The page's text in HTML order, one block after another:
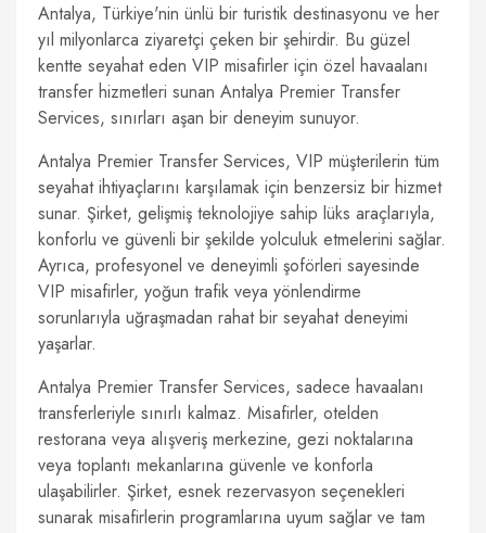
Antalya, Türkiye'nin ünlü bir turistik destinasyonu ve her
yıl milyonlarca ziyaretçi çeken bir şehirdir. Bu güzel
kentte seyahat eden VIP misafirler için özel havaalanı
transfer hizmetleri sunan Antalya Premier Transfer
Services, sınırları aşan bir deneyim sunuyor.
Antalya Premier Transfer Services, VIP müşterilerin tüm
seyahat ihtiyaçlarını karşılamak için benzersiz bir hizmet
sunar. Şirket, gelişmiş teknolojiye sahip lüks araçlarıyla,
konforlu ve güvenli bir şekilde yolculuk etmelerini sağlar.
Ayrıca, profesyonel ve deneyimli şoförleri sayesinde
VIP misafirler, yoğun trafik veya yönlendirme
sorunlarıyla uğraşmadan rahat bir seyahat deneyimi
yaşarlar.
Antalya Premier Transfer Services, sadece havaalanı
transferleriyle sınırlı kalmaz. Misafirler, otelden
restorana veya alışveriş merkezine, gezi noktalarına
veya toplantı mekanlarına güvenle ve konforla
ulaşabilirler. Şirket, esnek rezervasyon seçenekleri
sunarak misafirlerin programlarına uyum sağlar ve tam